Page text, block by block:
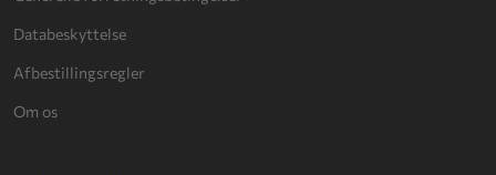
Databeskyttelse
Afbestillingsregler
Om os